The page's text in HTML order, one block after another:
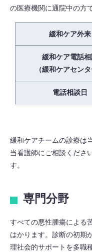
の医療機関に通院中の方
緩和ケア外来
緩和ケア電話
（緩和ケアセンタ
電話相談日
緩和ケアチームの診療は
当看護師にご相談くださ
す。
専門分野
すべての悪性腫瘍による
はかります。診断の初期
理社会的サポートを多職